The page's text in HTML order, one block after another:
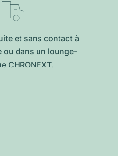
et sans contact à
ou dans un lounge-
CHRONEXT.